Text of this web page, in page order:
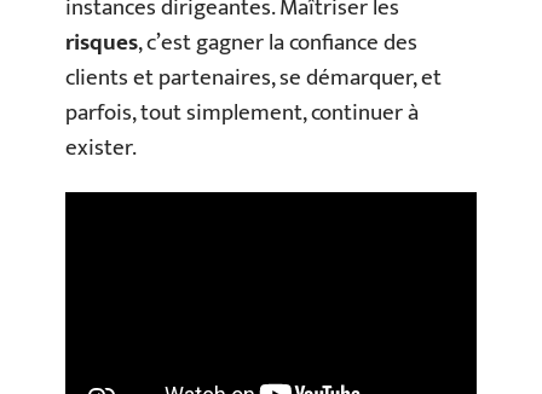
risques, c’est gagner la confiance des
clients et partenaires, se démarquer, et
parfois, tout simplement, continuer à
exister.